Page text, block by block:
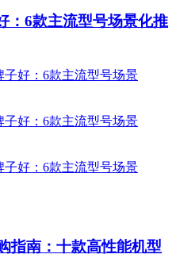
：6款主流型号场景化推
指南：十款高性能机型